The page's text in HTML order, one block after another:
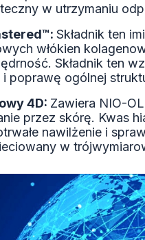
w utrzymaniu
Składnik ten
włókien
Składnik ten
poprawę ogólnej
4D: Zawiera NIO-
przez skórę. Kwas
nawilżenie i
w